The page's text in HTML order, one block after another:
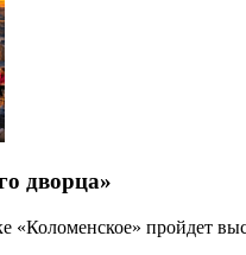
дворца»
«Коломенское» пройдет